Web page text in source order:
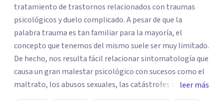
tratamiento de trastornos relacionados con traumas
psicológicos y duelo complicado. A pesar de que la
palabra trauma es tan familiar para la mayoría, el
concepto que tenemos del mismo suele ser muy limitado.
De hecho, nos resulta fácil relacionar sintomatología que
causa un gran malestar psicológico con sucesos como el
maltrato, los abusos sexuales, las catástrofes naturales,
las guerras. Pero nos cuesta ver la relación que existe
leer más